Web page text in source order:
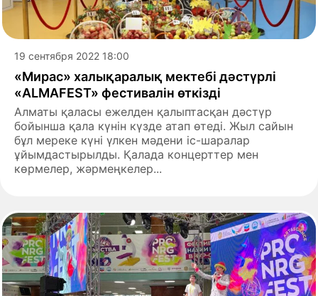
19 сентября 2022 18:00
«Мирас» халықаралық мектебі дәстүрлі
«ALMAFEST» фестивалін өткізді
Алматы қаласы ежелден қалыптасқан дәстүр
бойынша қала күнін күзде атап өтеді. Жыл сайын
бұл мереке күні үлкен мәдени іс-шаралар
ұйымдастырылды. Қалада концерттер мен
көрмелер, жәрмеңкелер...